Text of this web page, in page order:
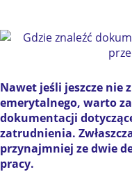
Nawet jeśli jeszcze nie
emerytalnego, warto
dokumentacji
zatrudnienia.
przynajmniej ze dwie
pracy.